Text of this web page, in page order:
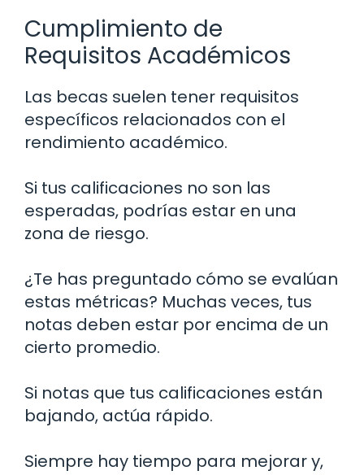
Cumplimiento de
Requisitos Académicos
Las becas suelen tener requisitos
específicos relacionados con el
rendimiento académico.
Si tus calificaciones no son las
esperadas, podrías estar en una
zona de riesgo.
¿Te has preguntado cómo se evalúan
estas métricas? Muchas veces, tus
notas deben estar por encima de un
cierto promedio.
Si notas que tus calificaciones están
bajando, actúa rápido.
Siempre hay tiempo para mejorar y,